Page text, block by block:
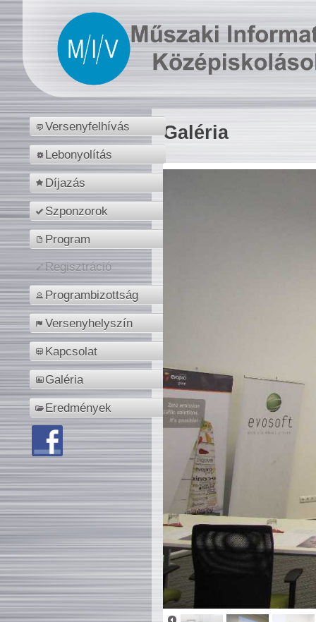
Versenyfelhívás
Lebonyolítás
Díjazás
Szponzorok
Program
Regisztráció
Programbizottság
Versenyhelyszín
Kapcsolat
Galéria
Eredmények
Galéria